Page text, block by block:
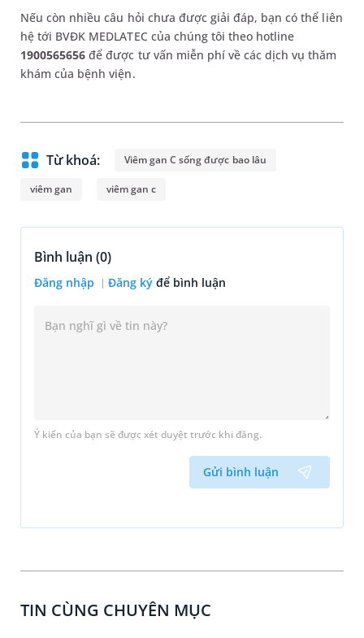
Nếu còn nhiều câu hỏi chưa được giải đáp, bạn có thể liên
hệ tới BVĐK MEDLATEC của chúng tôi theo hotline
1900565656 để được tư vấn miễn phí về các dịch vụ thăm
khám của bệnh viện.
Từ khoá: Viêm gan C sống được bao lâu
viêm gan viêm gan c
Bình luận (0)
Đăng nhập Đăng ký để bình luận
Ý kiến của bạn sẽ được xét duyệt trước khi đăng.
Gửi bình luận
TIN CÙNG CHUYÊN MỤC